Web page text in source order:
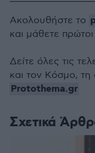
Σχετικά
Ακολουθήστε το
και μάθετε πρώτοι
Δείτε όλες τις
και τον Κόσμο, τη
Protothema.gr